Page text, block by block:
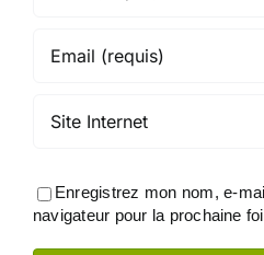
Enregistrez mon nom, e-
navigateur pour la prochaine